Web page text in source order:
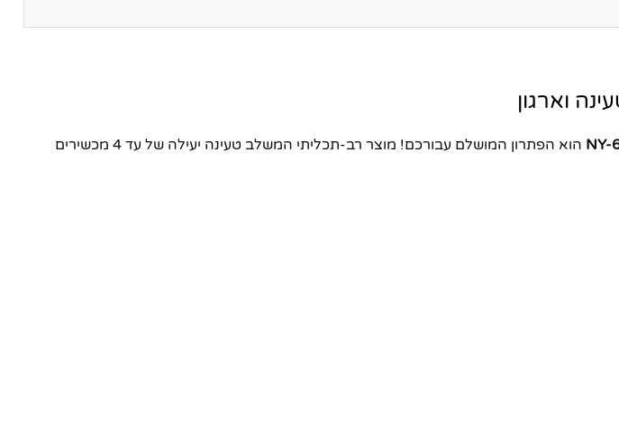
הוא הפתרון המושלם עבורכם! מוצר רב-תכליתי המשלב טעינה יעילה של עד 4 מכשירים